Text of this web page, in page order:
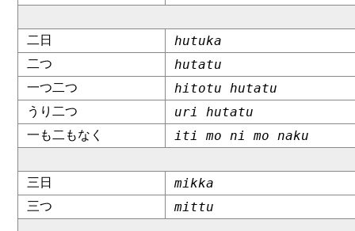
二日 hutuka
二つ hutatu
一つ二つ hitotu hutatu
うり二つ uri hutatu
一も二もなく iti mo ni mo naku
三日 mikka
三つ mittu